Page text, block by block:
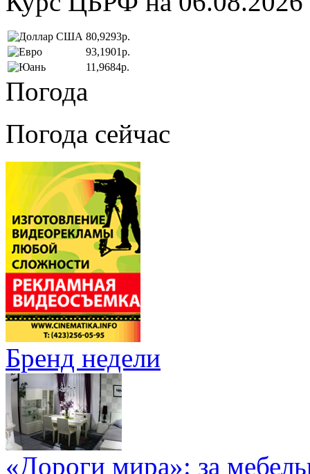
80,9293р.
93,1901р.
11,9684р.
Погода
Погода сейчас
Бренд недели
«Дороги мира»: за